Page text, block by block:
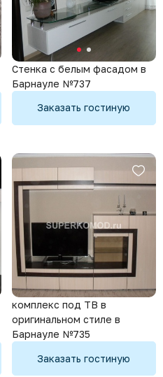
Стенка с белым фасадом в
Барнауле №737
Заказать гостиную
комплекс под ТВ в
оригинальном стиле в
Барнауле №735
Заказать гостиную